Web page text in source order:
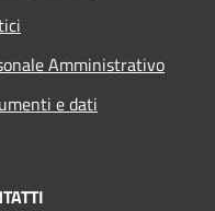
Amministrativo
e dati